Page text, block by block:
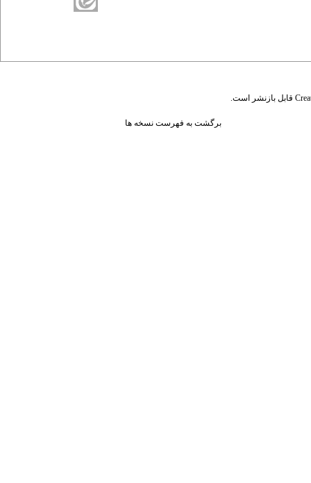
قابل بازنشر است.
برگشت به فهرست نسخه ها